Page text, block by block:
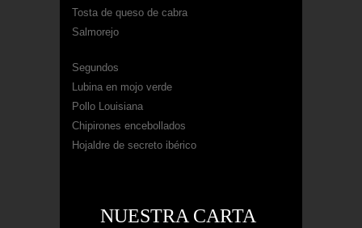
Tosta de queso de cabra
Salmorejo
Segundos
Lubina en mojo verde
Pollo Louisiana
Chipirones encebollados
Hojaldre de secreto ibérico
NUESTRA CARTA